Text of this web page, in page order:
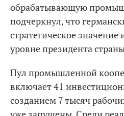
обрабатывающую
подчеркнул, что
стратегическое
уровне президента
Пул промышленной
включает 41
созданием 7 тысяч